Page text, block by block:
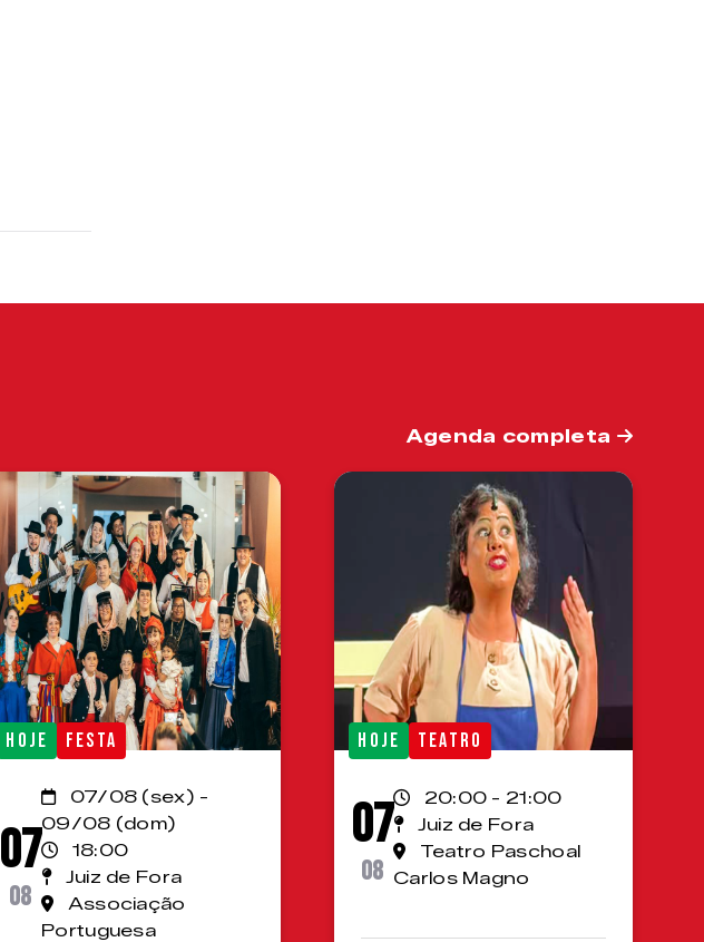
Agenda completa
HOJE FESTA
07
08
07/08 (sex) -
09/08 (dom)
18:00
Juiz de Fora
Associação
Portuguesa
HOJE TEATRO
07
08
20:00 - 21:00
Juiz de Fora
Teatro Paschoal
Carlos Magno